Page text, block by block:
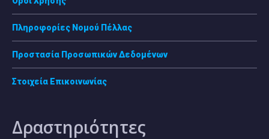
Πληροφορίες Νομού Πέλλας
Προστασία Προσωπικών Δεδομένων
Στοιχεία Επικοινωνίας
Δραστηριότητες